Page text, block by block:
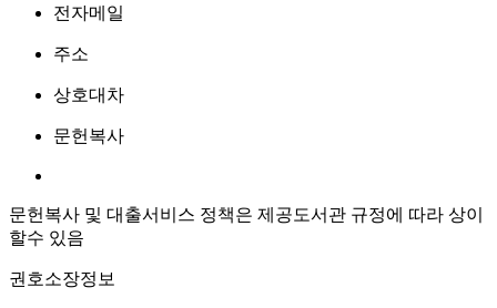
전자메일
주소
상호대차
문헌복사
문헌복사 및 대출서비스 정책은 제공도서관 규정에 따라 상이
할수 있음
권호소장정보